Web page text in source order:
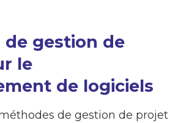
de gestion de
le
de logiciels
de gestion de projet